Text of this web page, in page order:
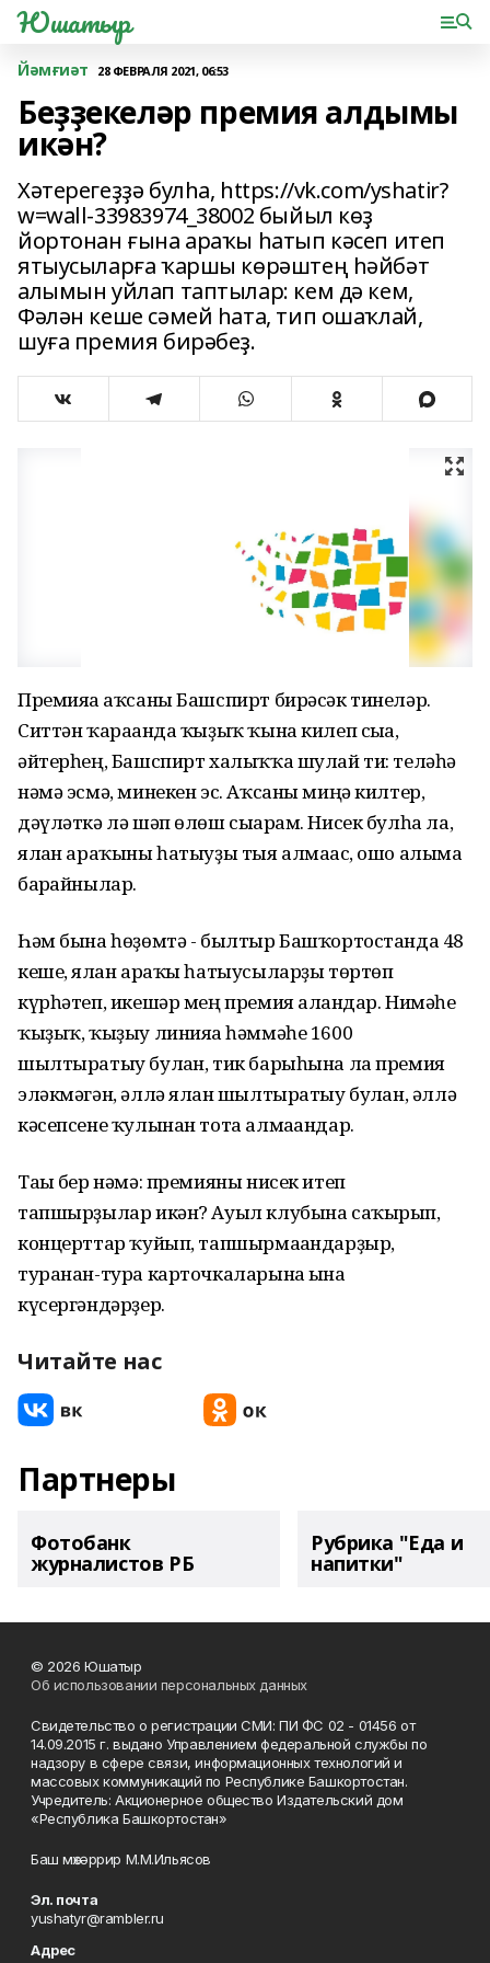
Юшатыр
Йәмғиәт 28 ФЕВРАЛЯ 2021, 06:53
Беҙҙекеләр премия алдымы
икән?
Хәтерегеҙҙә булһа, https://vk.com/yshatir?
w=wall-33983974_38002 быйыл көҙ
йортонан ғына араҡы һатып кәсеп итеп
ятыусыларға ҡаршы көрәштең һәйбәт
алымын уйлап таптылар: кем дә кем,
Фәлән кеше сәмей һата, тип ошаҡлай,
шуға премия бирәбеҙ.
Премияға аҡсаны Башспирт бирәсәк тинеләр.
Ситтән ҡарағанда ҡыҙыҡ ҡына килеп сыға,
әйтерһең, Башспирт халыҡҡа шулай ти: теләһә
нәмә эсмә, минекен эс. Аҡсаны миңә килтер,
дәүләткә лә шәп өлөш сығарам. Нисек булһа ла,
ялған араҡыны һатыуҙы тыя алмағас, ошо алымға
барғайнылар.
Һәм бына һөҙөмтә - былтыр Башҡортостанда 48
кеше, ялған араҡы һатыусыларҙы төртөп
күрһәтеп, икешәр мең премия алғандар. Нимәһе
ҡыҙыҡ, ҡыҙыу линияға һәммәһе 1600
шылтыратыу булған, тик барыһына ла премия
эләкмәгән, әллә ялған шылтыратыу булған, әллә
кәсепсене ҡулынан тота алмағандар.
Тағы бер нәмә: премияны нисек итеп
тапшырҙылар икән? Ауыл клубына саҡырып,
концерттар ҡуйып, тапшырмағандарҙыр,
туранан-тура карточкаларына ғына
күсергәндәрҙер.
Читайте нас
Партнеры
Фотобанк
журналистов РБ
Рубрика "Еда и
напитки"
© 2026 Юшатыр
Об использовании персональных данных
Свидетельство о регистрации СМИ: ПИ ФС 02 - 01456 от
14.09.2015 г. выдано Управлением федеральной службы по
надзору в сфере связи, информационных технологий и
массовых коммуникаций по Республике Башкортостан.
Учредитель: Акционерное общество Издательский дом
«Республика Башкортостан»
Баш мөхәррир М.М.Ильясов
Эл. почта
yushatyr@rambler.ru
Адрес